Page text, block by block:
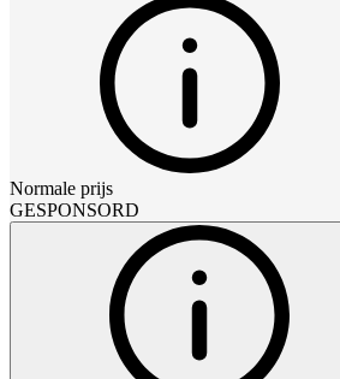
Normale prijs
GESPONSORD